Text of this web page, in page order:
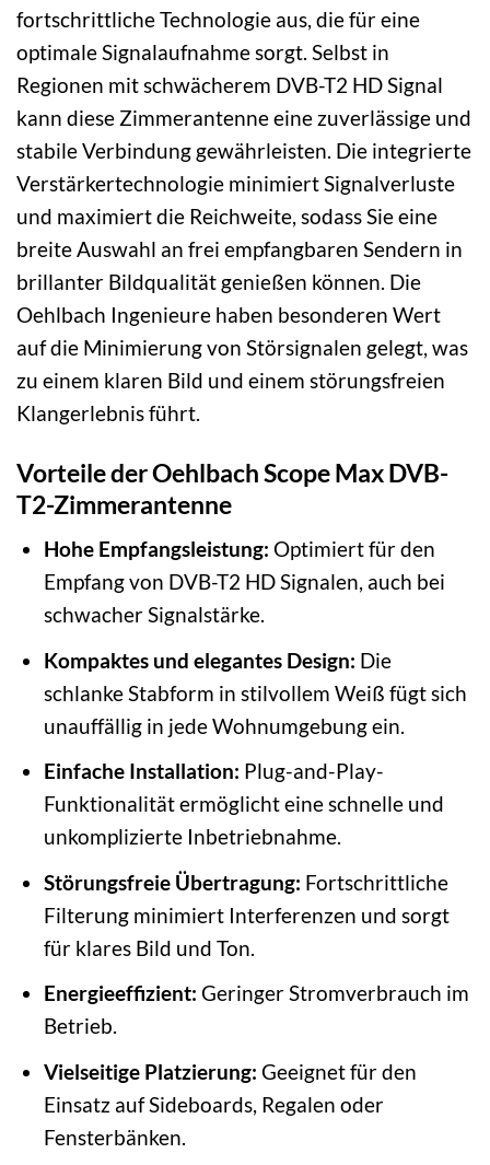
fortschrittliche Technologie aus, die für eine
optimale Signalaufnahme sorgt. Selbst in
Regionen mit schwächerem DVB-T2 HD Signal
kann diese Zimmerantenne eine zuverlässige und
stabile Verbindung gewährleisten. Die integrierte
Verstärkertechnologie minimiert Signalverluste
und maximiert die Reichweite, sodass Sie eine
breite Auswahl an frei empfangbaren Sendern in
brillanter Bildqualität genießen können. Die
Oehlbach Ingenieure haben besonderen Wert
auf die Minimierung von Störsignalen gelegt, was
zu einem klaren Bild und einem störungsfreien
Klangerlebnis führt.
Vorteile der Oehlbach Scope Max DVB-
T2-Zimmerantenne
Hohe Empfangsleistung: Optimiert für den
Empfang von DVB-T2 HD Signalen, auch bei
schwacher Signalstärke.
Kompaktes und elegantes Design: Die
schlanke Stabform in stilvollem Weiß fügt sich
unauffällig in jede Wohnumgebung ein.
Einfache Installation: Plug-and-Play-
Funktionalität ermöglicht eine schnelle und
unkomplizierte Inbetriebnahme.
Störungsfreie Übertragung: Fortschrittliche
Filterung minimiert Interferenzen und sorgt
für klares Bild und Ton.
Energieeffizient: Geringer Stromverbrauch im
Betrieb.
Vielseitige Platzierung: Geeignet für den
Einsatz auf Sideboards, Regalen oder
Fensterbänken.